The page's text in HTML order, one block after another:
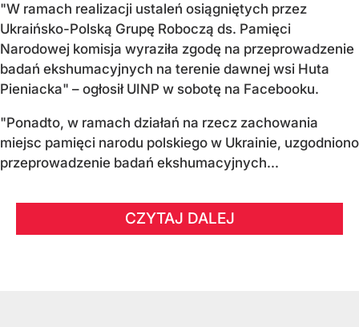
"W ramach realizacji ustaleń osiągniętych przez
Ukraińsko-Polską Grupę Roboczą ds. Pamięci
Narodowej komisja wyraziła zgodę na przeprowadzenie
badań ekshumacyjnych na terenie dawnej wsi Huta
Pieniacka" – ogłosił UINP w sobotę na Facebooku.
"Ponadto, w ramach działań na rzecz zachowania
miejsc pamięci narodu polskiego w Ukrainie, uzgodniono
przeprowadzenie badań ekshumacyjnych...
CZYTAJ DALEJ